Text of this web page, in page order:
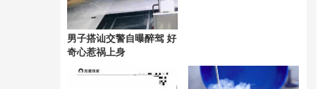
男子搭讪交警自曝醉驾 好
奇心惹祸上身